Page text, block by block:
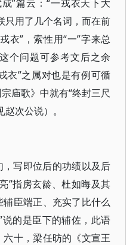
”篇云：“一戎衣天下大
只用了几个名词，而在前
衣”，索性用“一”字来总
个问题可参考文后之余
衣”之属对也是有例可循
庙歌》中就有“终封三尺
次公说）。
写即位后的功绩以及后
”指房玄龄、杜如晦及其
臣端正、充实了比什么
的是臣下的辅佐，此语
十，梁任昉的《文宣王